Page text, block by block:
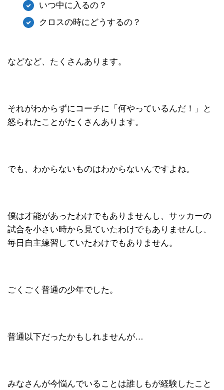
いつ中に入るの？
クロスの時にどうするの？
などなど、たくさんあります。
それがわからずにコーチに「何やっているんだ！」と
怒られたことがたくさんあります。
でも、わからないものはわからないんですよね。
僕は才能があったわけでもありませんし、サッカーの
試合を小さい時から見ていたわけでもありませんし、
毎日自主練習していたわけでもありません。
ごくごく普通の少年でした。
普通以下だったかもしれませんが…
みなさんが今悩んでいることは誰しもが経験したこと